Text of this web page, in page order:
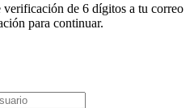
de 6 dígitos a tu correo
para continuar.